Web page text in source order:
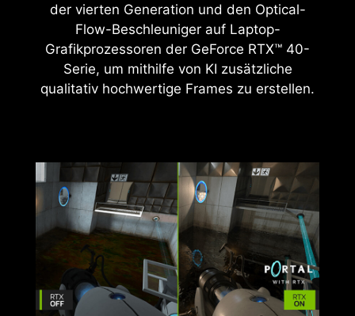
der vierten Generation und den Optical-
Flow-Beschleuniger auf Laptop-
Grafikprozessoren der GeForce RTX™ 40-
Serie, um mithilfe von KI zusätzliche
qualitativ hochwertige Frames zu erstellen.